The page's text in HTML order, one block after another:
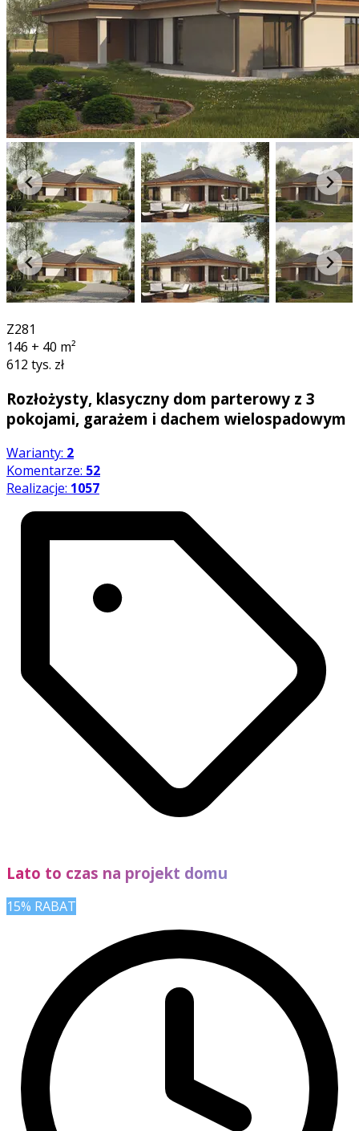
Z281
146 + 40 m²
612 tys. zł
Rozłożysty, klasyczny dom parterowy z 3
pokojami, garażem i dachem wielospadowym
Warianty: 2
Komentarze: 52
Realizacje: 1057
Lato to czas na projekt domu
15% RABAT